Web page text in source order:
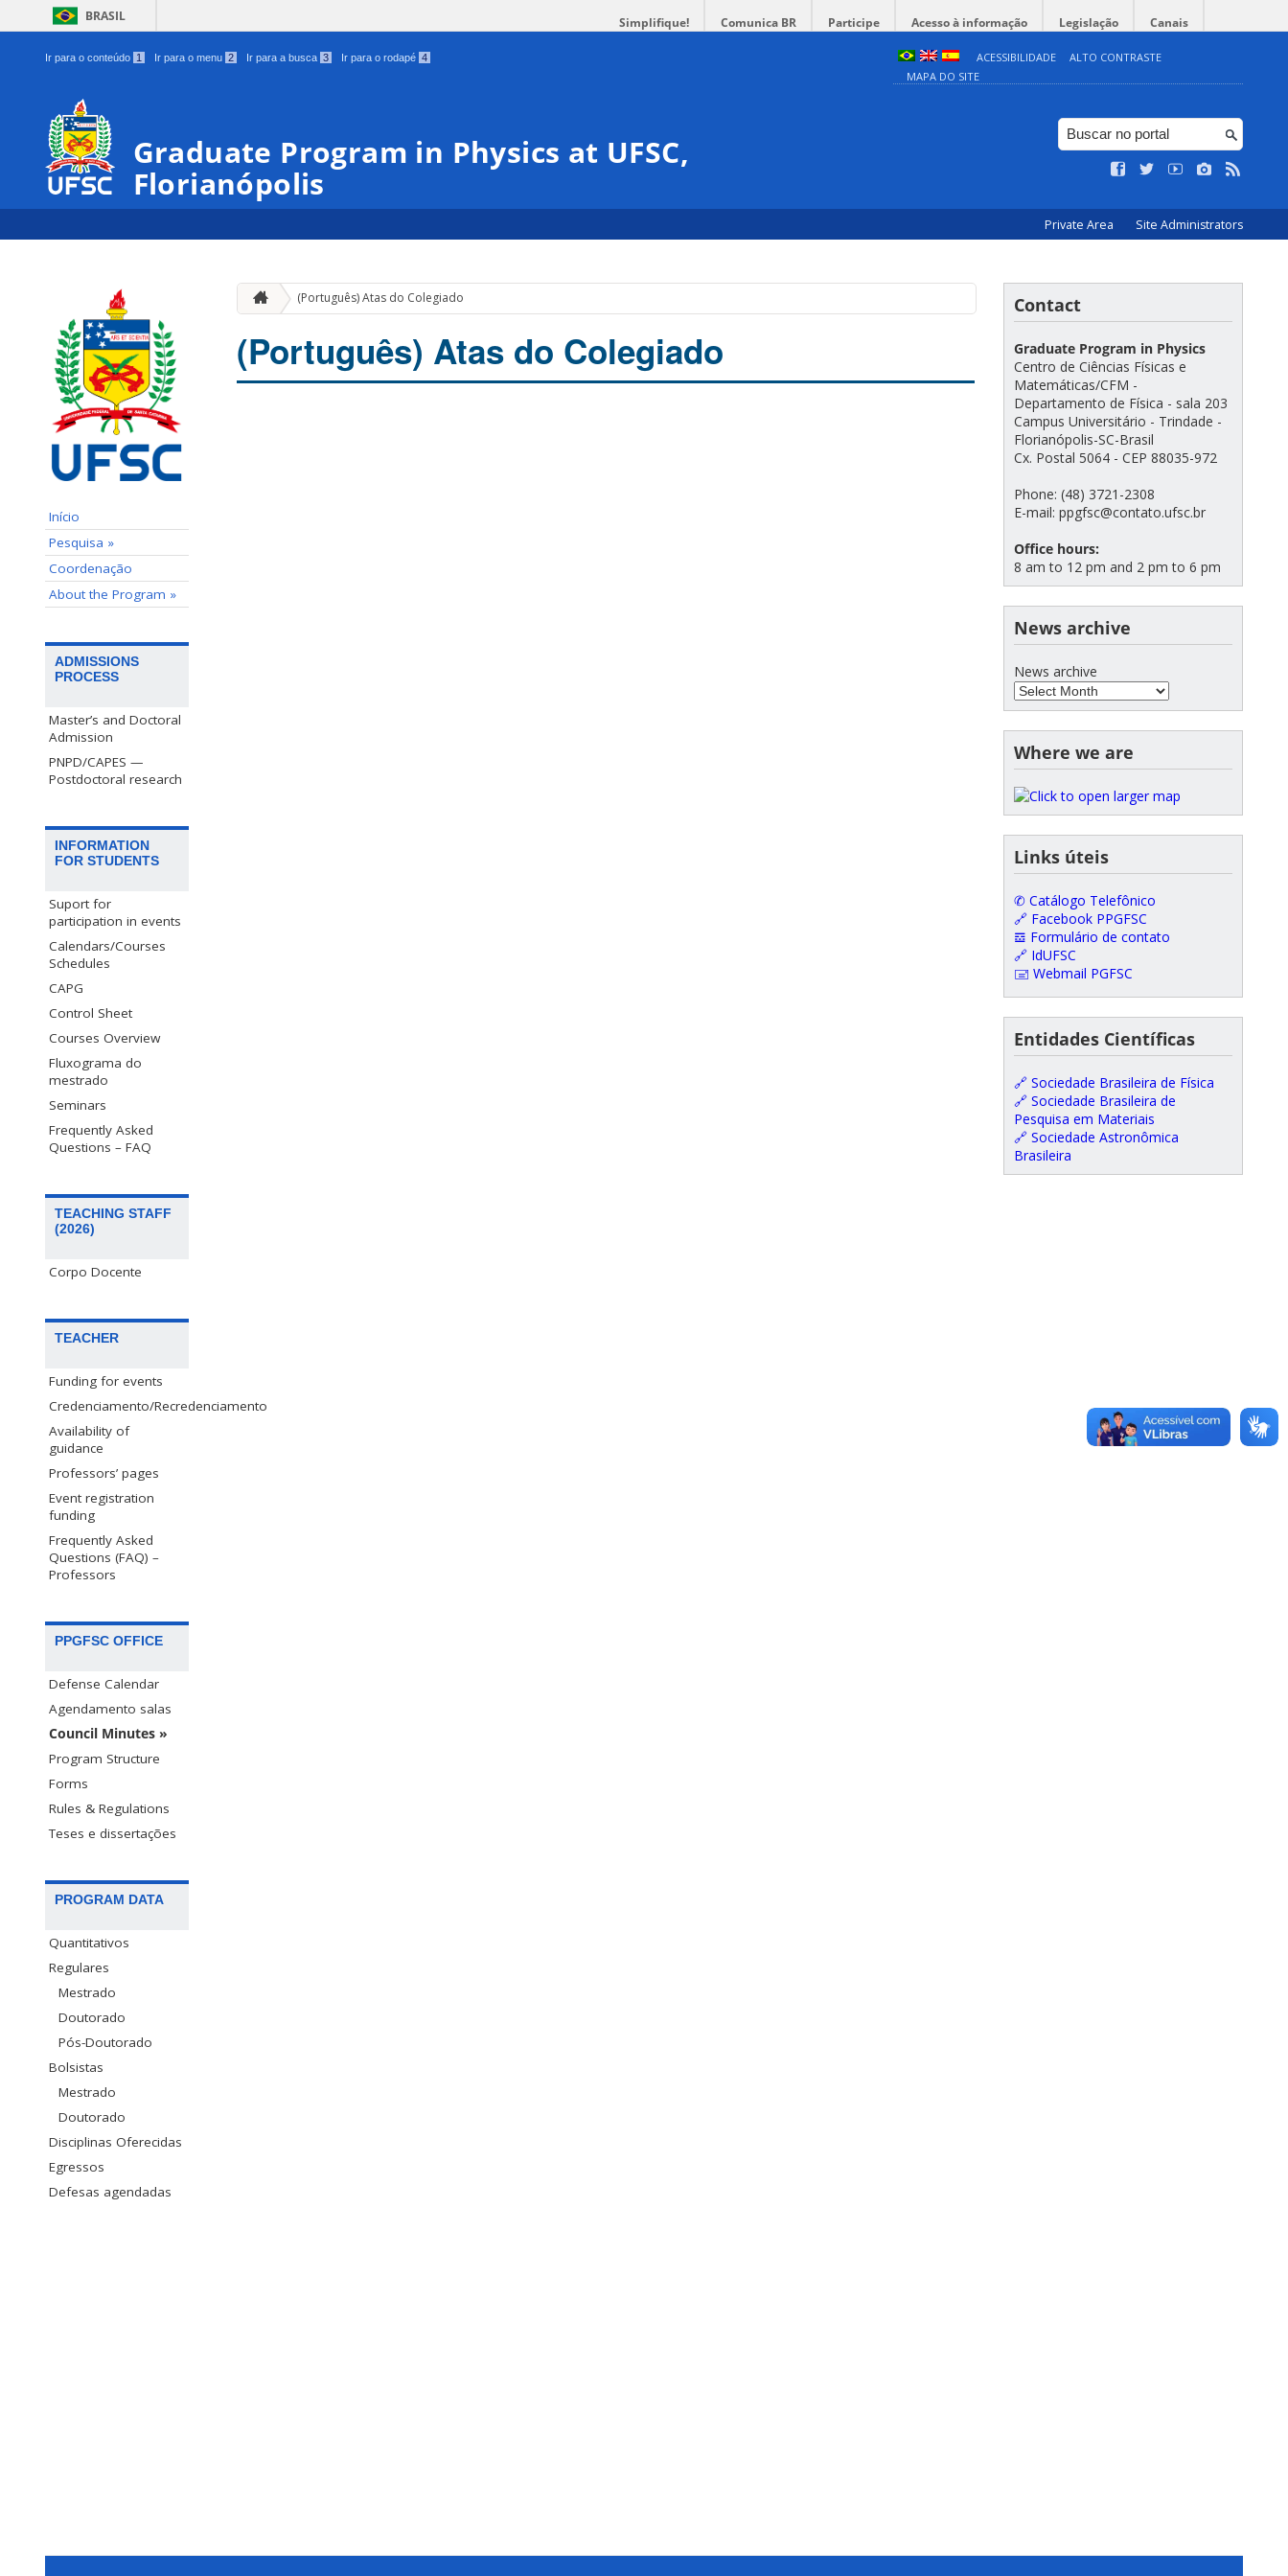
BRASIL Simplifique! Comunica BR Participe Acesso à informação Legislação Canais
Ir para o conteúdo 1 Ir para o menu 2 Ir para a busca 3 Ir para o rodapé 4 ACESSIBILIDADE
ALTO CONTRASTE
MAPA DO SITE
Graduate Program in Physics at UFSC,
Florianópolis
Private Area Site Administrators
Início
Pesquisa »
Coordenação
About the Program »
ADMISSIONS
PROCESS
Master’s and Doctoral
Admission
PNPD/CAPES —
Postdoctoral research
INFORMATION
FOR STUDENTS
Suport for
participation in events
Calendars/Courses
Schedules
CAPG
Control Sheet
Courses Overview
Fluxograma do
mestrado
Seminars
Frequently Asked
Questions – FAQ
TEACHING STAFF
(2026)
Corpo Docente
TEACHER
Funding for events
Credenciamento/Recredenciamento
Availability of
guidance
Professors’ pages
Event registration
funding
Frequently Asked
Questions (FAQ) –
Professors
PPGFSC OFFICE
Defense Calendar
Agendamento salas
Council Minutes »
Program Structure
Forms
Rules & Regulations
Teses e dissertações
PROGRAM DATA
Quantitativos
Regulares
Mestrado
Doutorado
Pós-Doutorado
Bolsistas
Mestrado
Doutorado
Disciplinas Oferecidas
Egressos
Defesas agendadas
(Português) Atas do Colegiado
(Português) Atas do Colegiado
Contact
Graduate Program in Physics
Centro de Ciências Físicas e
Matemáticas/CFM -
Departamento de Física - sala 203
Campus Universitário - Trindade -
Florianópolis-SC-Brasil
Cx. Postal 5064 - CEP 88035-972
Phone: (48) 3721-2308
E-mail: ppgfsc@contato.ufsc.br
Office hours:
8 am to 12 pm and 2 pm to 6 pm
News archive
News archive
Where we are
Links úteis
✆ Catálogo Telefônico
🔗 Facebook PPGFSC
𝌕 Formulário de contato
🔗 IdUFSC
🖃 Webmail PGFSC
Entidades Científicas
🔗 Sociedade Brasileira de Física
🔗 Sociedade Brasileira de
Pesquisa em Materiais
🔗 Sociedade Astronômica
Brasileira